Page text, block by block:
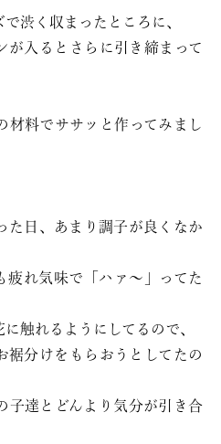
渋く収まったところに、
が入るとさらに引き締まって
材料でササッと作ってみまし
た日、あまり調子が良くなか
疲れ気味で「ハァ〜」ってた
触れるようにしてるので、
裾分けをもらおうとしてたの
子達とどんより気分が引き合